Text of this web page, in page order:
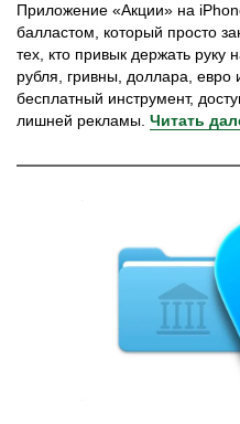
Приложение «Акции» на
балластом, который просто
тех, кто привык держать руку
рубля, гривны, доллара, евро
бесплатный инструмент,
лишней рекламы. Читать